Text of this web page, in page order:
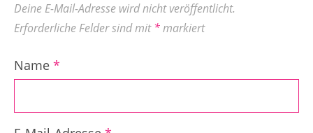
Deine E-Mail-Adresse wird nicht veröffentlicht.
Erforderliche Felder sind mit*markiert
Name *